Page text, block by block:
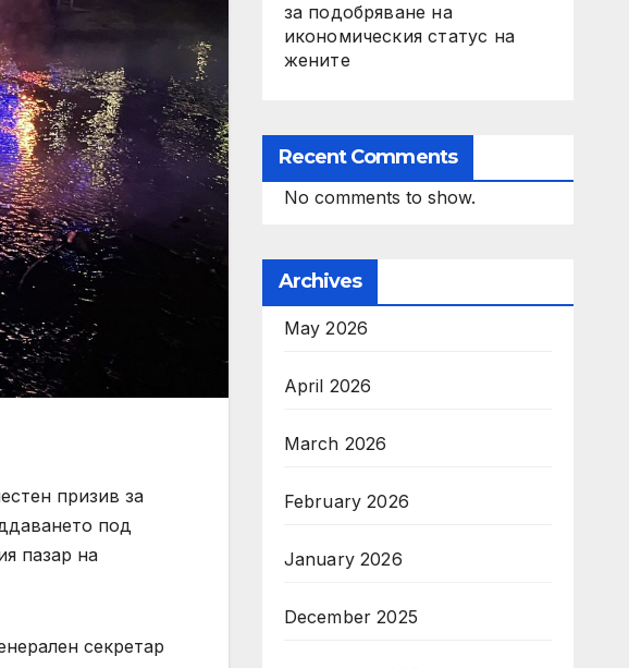
призив за
под
пазар на
секретар
за подобряване на
икономическия статус на
жените
Recent Comments
No comments to show.
Archives
May 2026
April 2026
March 2026
February 2026
January 2026
December 2025